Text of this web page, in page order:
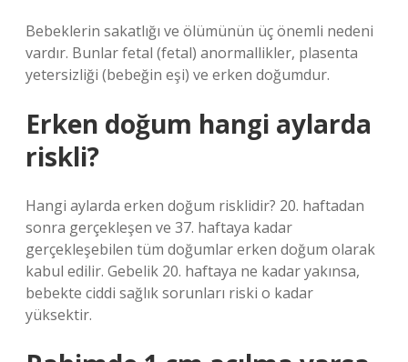
Bebeklerin sakatlığı ve ölümünün üç önemli nedeni
vardır. Bunlar fetal (fetal) anormallikler, plasenta
yetersizliği (bebeğin eşi) ve erken doğumdur.
Erken doğum hangi aylarda
riskli?
Hangi aylarda erken doğum risklidir? 20. haftadan
sonra gerçekleşen ve 37. haftaya kadar
gerçekleşebilen tüm doğumlar erken doğum olarak
kabul edilir. Gebelik 20. haftaya ne kadar yakınsa,
bebekte ciddi sağlık sorunları riski o kadar
yüksektir.